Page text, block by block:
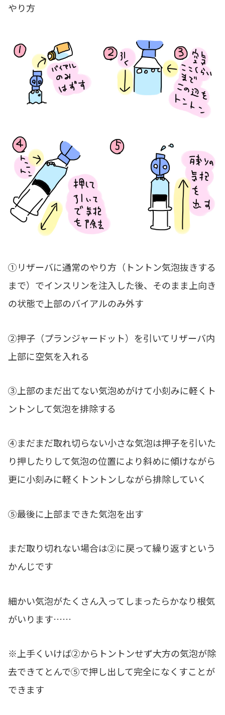
やり方
①リザーバに通常のやり方（トントン気泡抜きする
まで）でインスリンを注入した後、そのまま上向き
の状態で上部のバイアルのみ外す
②押子（プランジャードット）を引いてリザーバ内
上部に空気を入れる
③上部のまだ出てない気泡めがけて小刻みに軽くト
ントンして気泡を排除する
④まだまだ取れ切らない小さな気泡は押子を引いた
り押したりして気泡の位置により斜めに傾けながら
更に小刻みに軽くトントンしながら排除していく
⑤最後に上部まできた気泡を出す
まだ取り切れない場合は②に戻って繰り返すという
かんじです
細かい気泡がたくさん入ってしまったらかなり根気
がいります……
※上手くいけば②からトントンせず大方の気泡が除
去できてとんで⑤で押し出して完全になくすことが
できます